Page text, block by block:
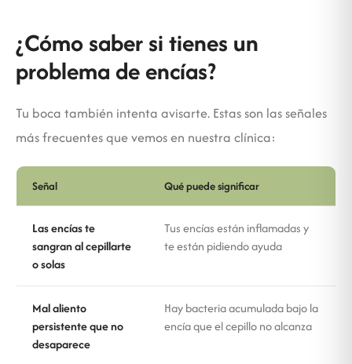
¿Cómo saber si tienes un
problema de encías?
Tu boca también intenta avisarte. Estas son las señales
más frecuentes que vemos en nuestra clínica:
Señal Qué puede significar
Las encías te
sangran al cepillarte
o solas
Tus encías están inflamadas y
te están pidiendo ayuda
Mal aliento
persistente que no
desaparece
Hay bacteria acumulada bajo la
encía que el cepillo no alcanza